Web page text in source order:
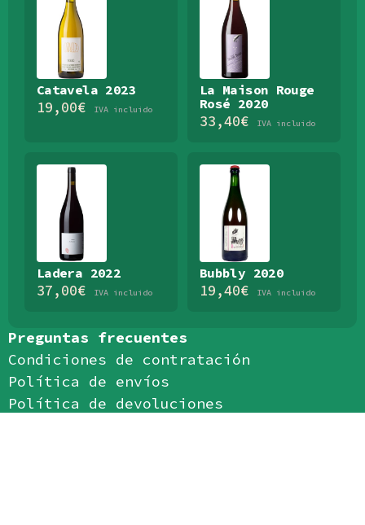
Preguntas frecuentes
Condiciones de contratación
Política de envíos
Política de devoluciones
Catavela 2023
19,00€ IVA incluido
La Maison Rouge
Rosé 2020
33,40€ IVA incluido
Ladera 2022
37,00€ IVA incluido
Bubbly 2020
19,40€ IVA incluido